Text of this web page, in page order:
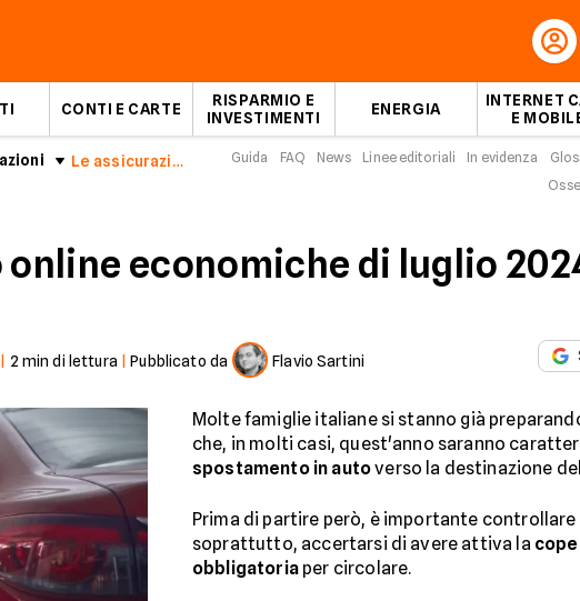
CONTI E CARTE
RISPARMIO E
INVESTIMENTI
ENERGIA
INTERNET
E
Le assicurazioni auto online economiche di luglio 2024 Guida FAQ News Linee editoriali In evidenza
economiche di luglio
2 min di lettura |Pubblicato da Flavio Sartini
Molte famiglie italiane si stanno già
che, in molti casi, quest'anno saranno
spostamento in autoverso la destinazione
Prima di partire però, è importante
soprattutto, accertarsi di avere attiva la
obbligatoriaper circolare.